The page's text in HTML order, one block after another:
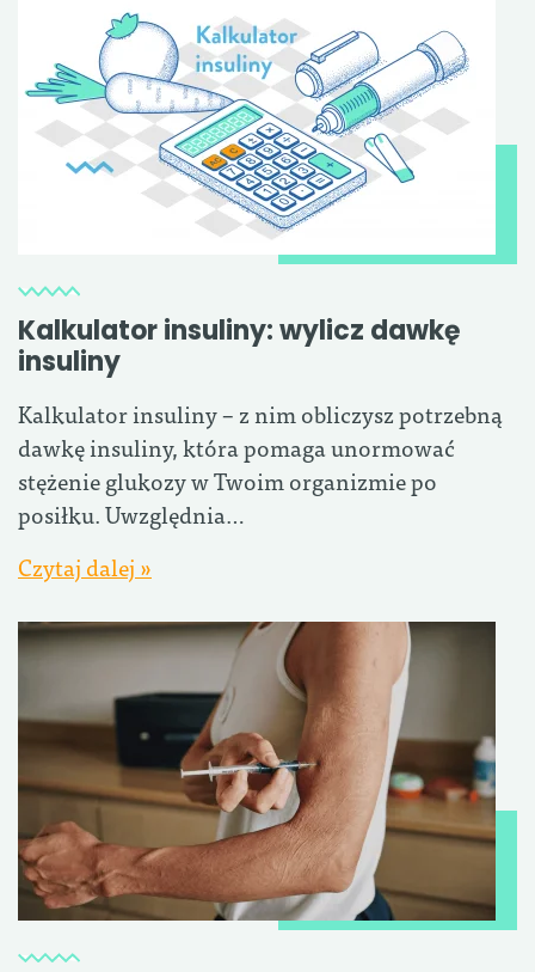
Kalkulator insuliny: wylicz dawkę
insuliny
Kalkulator insuliny – z nim obliczysz potrzebną
dawkę insuliny, która pomaga unormować
stężenie glukozy w Twoim organizmie po
posiłku. Uwzględnia…
Czytaj dalej »